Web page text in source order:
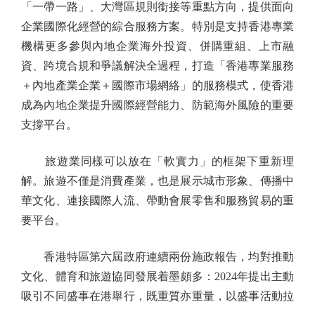
「一帶一路」、大灣區規則銜接等重點方向，提供面向
企業國際化經營的綜合服務方案。特別是支持香港專業
機構更多參與內地企業海外投資、併購重組、上市融
資、跨境合規和爭議解決全過程，打造「香港專業服務
＋內地產業企業＋國際市場網絡」的服務模式，使香港
成為內地企業提升國際經營能力、防範海外風險的重要
支撐平台。
旅遊業同樣可以放在「軟實力」的框架下重新理
解。旅遊不僅是消費產業，也是展示城市形象、傳播中
華文化、連接國際人流、帶動會展零售和服務貿易的重
要平台。
香港特區第六屆政府連續兩份施政報告，均對推動
文化、體育和旅遊協同發展着墨頗多：2024年提出主動
吸引不同盛事在港舉行，既重質亦重量，以盛事活動拉